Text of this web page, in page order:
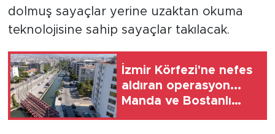
dolmuş sayaçlar yerine uzaktan okuma
teknolojisine sahip sayaçlar takılacak.
İzmir Körfezi'ne nefes
aldıran operasyon...
Manda ve Bostanlı